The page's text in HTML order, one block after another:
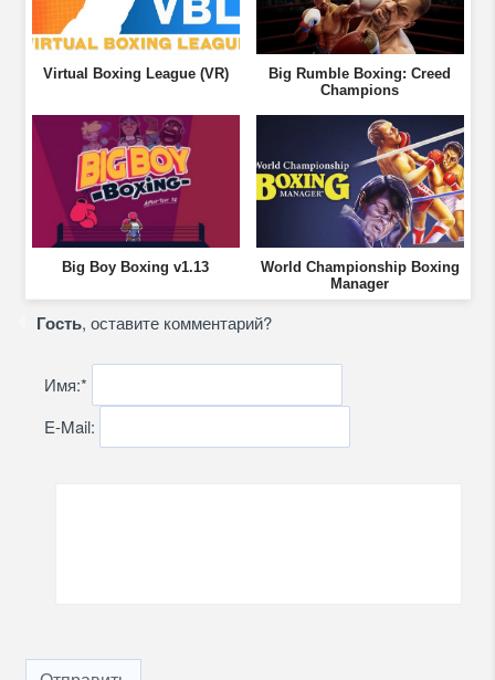
Virtual Boxing League (VR)
Big Rumble Boxing: Creed
Champions
Big Boy Boxing v1.13
World Championship Boxing
Manager
Гость, оставите комментарий?
Имя:*
E-Mail: